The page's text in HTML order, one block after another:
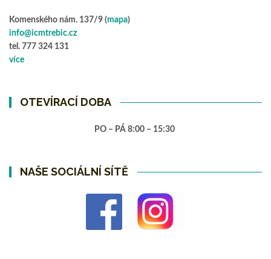
Komenského nám. 137/9 (mapa)
info@icmtrebic.cz
tel. 777 324 131
více
OTEVÍRACÍ DOBA
PO – PÁ 8:00 – 15:30
NAŠE SOCIÁLNÍ SÍTĚ